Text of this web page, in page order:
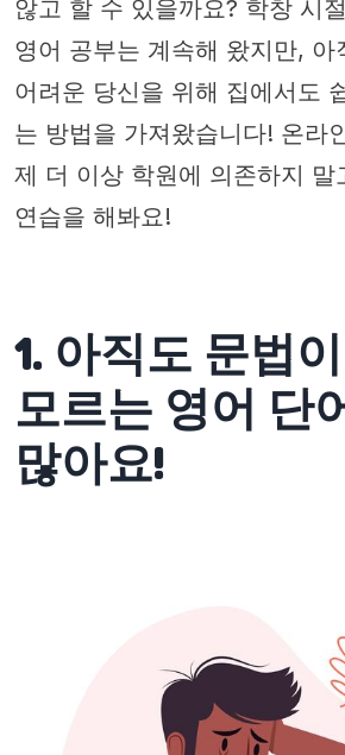
않고 할 수 있을까요? 학창 시
영어 공부는 계속해 왔지만, 아
어려운 당신을 위해 집에서도
는 방법을 가져왔습니다! 온라
제 더 이상 학원에 의존하지 말
연습을 해봐요!
1. 아직도 문법
모르는 영어 단
많아요!